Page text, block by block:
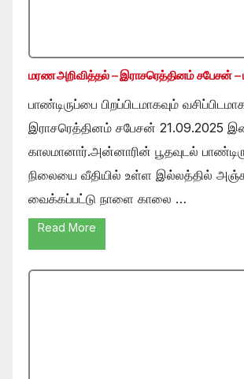
மரண அறிவித்தல் – இராசரெத்தினம் சபேசன் –
பாண்டிருப்பை பிறப்பிடமாகவும்
இராசரெத்தினம் சபேசன் 21.09.2025
காலமானார்.அன்னாரின் பூதவுடல்
நிலையை வீதியில் உள்ள இல்லத்தில்
வைக்கப்பட்டு நாளை காலை …
Read More